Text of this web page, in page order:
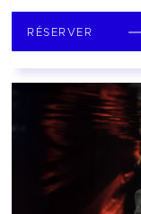
RÉSERVER